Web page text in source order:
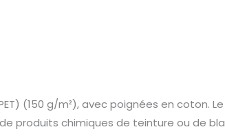
(150 g/m²), avec poignées en coton.
produits chimiques de teinture ou de